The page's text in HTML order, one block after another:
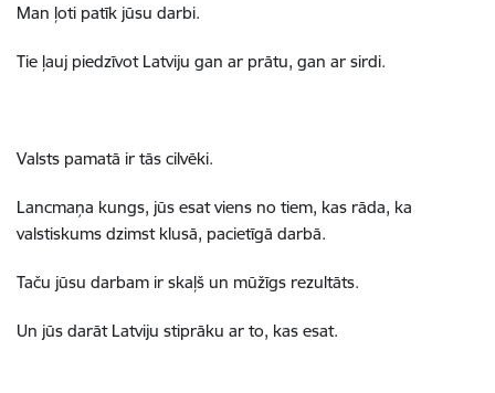
Man ļoti patīk jūsu darbi.
Tie ļauj piedzīvot Latviju gan ar prātu, gan ar sirdi.
Valsts pamatā ir tās cilvēki.
Lancmaņa kungs, jūs esat viens no tiem, kas rāda, ka
valstiskums dzimst klusā, pacietīgā darbā.
Taču jūsu darbam ir skaļš un mūžīgs rezultāts.
Un jūs darāt Latviju stiprāku ar to, kas esat.